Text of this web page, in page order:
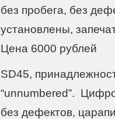
без пробега, без
установлены,
Цена 6000 рублей
SD45,
“unnumbered”.
без дефектов,